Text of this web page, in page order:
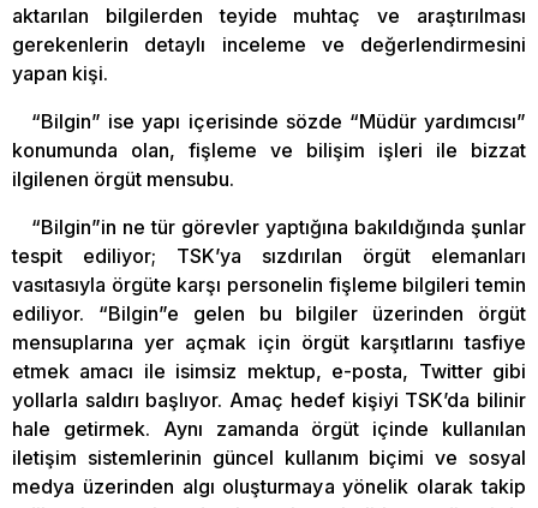
aktarılan bilgilerden teyide muhtaç ve araştırılması
gerekenlerin detaylı inceleme ve değerlendirmesini
yapan kişi.
“Bilgin” ise yapı içerisinde sözde “Müdür yardımcısı”
konumunda olan, fişleme ve bilişim işleri ile bizzat
ilgilenen örgüt mensubu.
“Bilgin”in ne tür görevler yaptığına bakıldığında şunlar
tespit ediliyor; TSK’ya sızdırılan örgüt elemanları
vasıtasıyla örgüte karşı personelin fişleme bilgileri temin
ediliyor. “Bilgin”e gelen bu bilgiler üzerinden örgüt
mensuplarına yer açmak için örgüt karşıtlarını tasfiye
etmek amacı ile isimsiz mektup, e-posta, Twitter gibi
yollarla saldırı başlıyor. Amaç hedef kişiyi TSK’da bilinir
hale getirmek. Aynı zamanda örgüt içinde kullanılan
iletişim sistemlerinin güncel kullanım biçimi ve sosyal
medya üzerinden algı oluşturmaya yönelik olarak takip